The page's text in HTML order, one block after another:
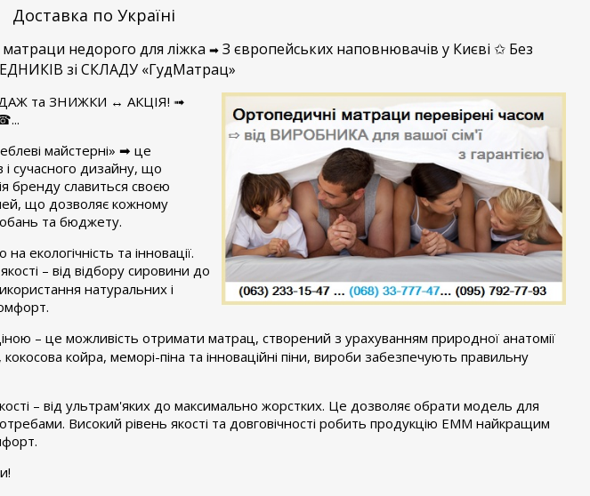
Доставка по Українi
недорого для лiжка➡ З європейських наповнювачiв у Києвi ✩ Без
зі СКЛАДУ «ГудМатрац»
та ЗНИЖКИ ↔ АКЦIЯ! ➟
майстерні» ➡ це
i сучасного дизайну, що
бренду славиться своєю
що дозволяє кожному
та бюджету.
екологiчнiсть та iнновацiї.
– вiд вiдбору сировини до
натуральних i
– це можливiсть отримати матрац, створений з урахуванням природної анатомiї
койра, меморi-пiна та iнновацiйнi піни, вироби забезпечують правильну
– вiд ультрам'яких до максимально жорстких. Це дозволяє обрати модель для
Високий рiвень якостi та довговiчностi робить продукцію ЕММ найкращим